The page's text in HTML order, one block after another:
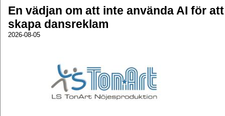
En vädjan om att inte använda AI för att
skapa dansreklam
2026-08-05